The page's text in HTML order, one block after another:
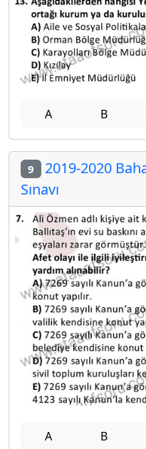
A B
9 2019-2020
Sınavı
A B